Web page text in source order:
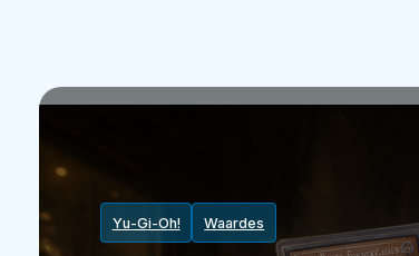
Yu-Gi-Oh! Waardes